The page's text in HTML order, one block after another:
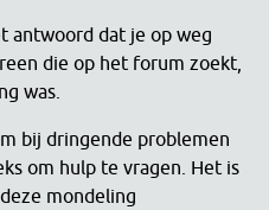
antwoord dat je op weg
die op het forum zoekt,
was.
bij dringende problemen
om hulp te vragen. Het is
mondeling